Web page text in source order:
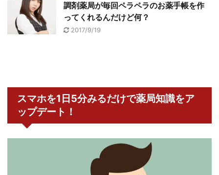
調剤薬局が毎回ペラペラのお薬手帳を作
ってくれるんだけど何？
2017/9/19
スマホを1日5分みるだけで薬局知識をア
ップデート！